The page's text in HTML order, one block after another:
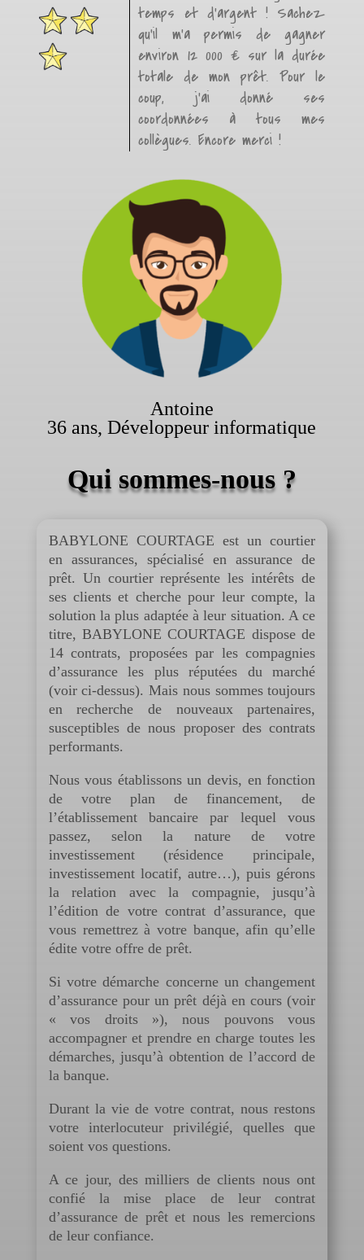
temps et d’argent ! Sachez
qu’il m’a permis de gagner
environ 12 000 € sur la durée
totale de mon prêt. Pour le
coup, j’ai donné ses
coordonnées à tous mes
collègues. Encore merci !
Antoine
36 ans, Développeur informatique
Qui sommes-nous ?
BABYLONE COURTAGE est un courtier
en assurances, spécialisé en assurance de
prêt. Un courtier représente les intérêts de
ses clients et cherche pour leur compte, la
solution la plus adaptée à leur situation. A ce
titre, BABYLONE COURTAGE dispose de
14 contrats, proposées par les compagnies
d’assurance les plus réputées du marché
(voir ci-dessus). Mais nous sommes toujours
en recherche de nouveaux partenaires,
susceptibles de nous proposer des contrats
performants.
Nous vous établissons un devis, en fonction
de votre plan de financement, de
l’établissement bancaire par lequel vous
passez, selon la nature de votre
investissement (résidence principale,
investissement locatif, autre…), puis gérons
la relation avec la compagnie, jusqu’à
l’édition de votre contrat d’assurance, que
vous remettrez à votre banque, afin qu’elle
édite votre offre de prêt.
Si votre démarche concerne un changement
d’assurance pour un prêt déjà en cours (voir
« vos droits »), nous pouvons vous
accompagner et prendre en charge toutes les
démarches, jusqu’à obtention de l’accord de
la banque.
Durant la vie de votre contrat, nous restons
votre interlocuteur privilégié, quelles que
soient vos questions.
A ce jour, des milliers de clients nous ont
confié la mise place de leur contrat
d’assurance de prêt et nous les remercions
de leur confiance.